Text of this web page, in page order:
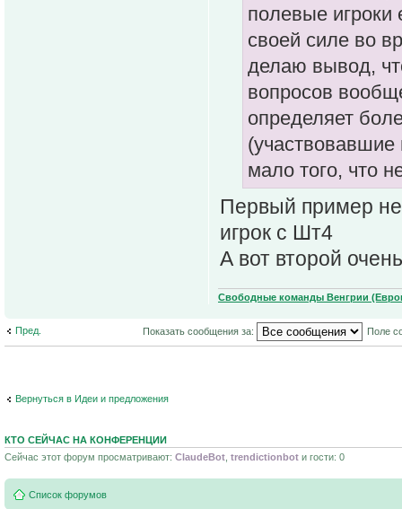
полевые
своей силе во
делаю вывод,
вопросов
определяет
(участвовавшие
мало того, что
Первый пример не
игрок с Шт4
А вот второй
Свободные команды Венгрии
Пред. Показать сообщения за: Поле
Вернуться в Идеи и предложения
КТО СЕЙЧАС НА КОНФЕРЕНЦИИ
Сейчас этот форум просматривают: ClaudeBot trendictionbot и гости: 0
Список форумов